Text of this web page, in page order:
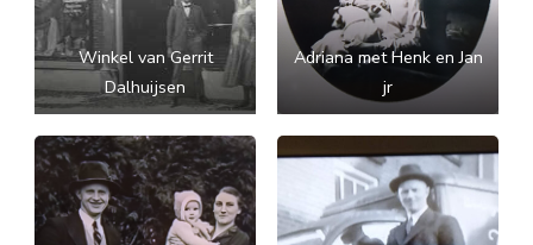
Winkel van Gerrit
Dalhuijsen
Adriana met Henk en Jan
jr